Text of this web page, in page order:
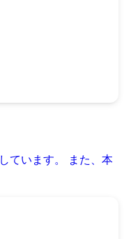
ています。 また、本